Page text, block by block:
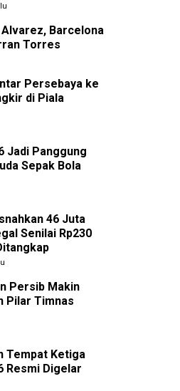
Barcelona
Torres
Persebaya ke
di Piala
Jadi Panggung
Sepak Bola
46 Juta
Senilai Rp230
Persib Makin
Pilar Timnas
Tempat Ketiga
Resmi Digelar